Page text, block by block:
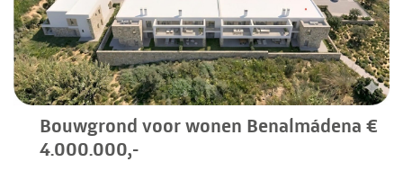
Bouwgrond voor wonen Benalmádena €
4.000.000,-